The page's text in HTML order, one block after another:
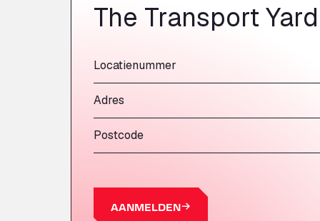
The Transport Yard
Locatienummer
Adres
Postcode
AANMELDEN